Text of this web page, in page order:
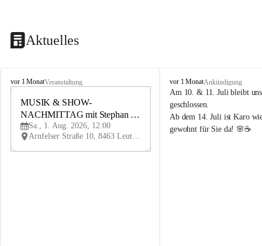
Aktuelles
K
vor 1 MonatVeranstaltung
AU
MUSIK & SHOW-
NACHMITTAG mit Stephan
Herzog
Sa., 1. Aug. 2026, 12:00
Arnfelser Straße 10, 8463 Leutschach an der Weinstraße, AUT
K
n
i
e
y
vor 1 MonatAnkündigung
Am 10. & 11. Juli bleibt
geschlossen.
Ab dem 14. Juli ist Karo
gewohnt für Sie da! 🌸☕